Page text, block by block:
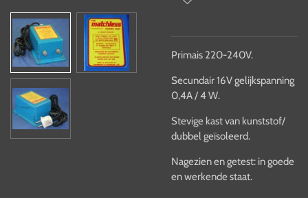
Primais 220-240V.
Secundair 16V gelijkspanning
0,4A / 4 W.
Stevige kast van kunststof/
dubbel geïsoleerd.
Nagezien en getest: in goede
en werkende staat.